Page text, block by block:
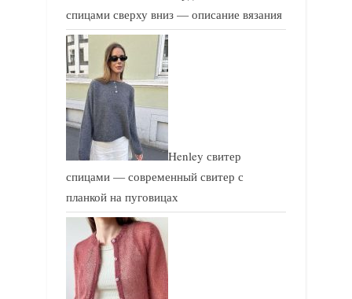
ь
:
спицами сверху вниз — описание вязания
Henley свитер
спицами — современный свитер с
планкой на пуговицах